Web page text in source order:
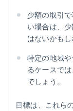
少額の取引
い場合は、
はないかもし
特定の地域
るケースで
でしょう。
目標は、これら